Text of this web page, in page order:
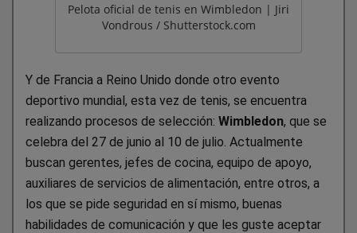
Pelota oficial de tenis en Wimbledon | Jiri
Vondrous / Shutterstock.com
Y de Francia a Reino Unido donde otro evento
deportivo mundial, esta vez de tenis, se encuentra
realizando procesos de selección: Wimbledon, que se
celebra del 27 de junio al 10 de julio. Actualmente
buscan gerentes, jefes de cocina, equipo de apoyo,
auxiliares de servicios de alimentación, entre otros, a
los que se pide seguridad en sí mismo, buenas
habilidades de comunicación y que les guste aceptar